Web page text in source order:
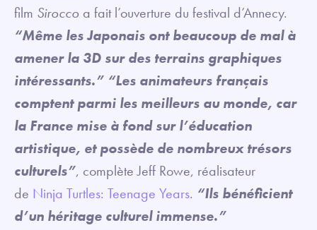
film Sirocco a fait l’ouverture du festival d’Annecy.
“Même les Japonais ont beaucoup de mal à
amener la 3D sur des terrains graphiques
intéressants.” “Les animateurs français
comptent parmi les meilleurs au monde, car
la France mise à fond sur l’éducation
artistique, et possède de nombreux trésors
culturels”, complète Jeff Rowe, réalisateur
de Ninja Turtles: Teenage Years. “Ils bénéficient
d’un héritage culturel immense.”